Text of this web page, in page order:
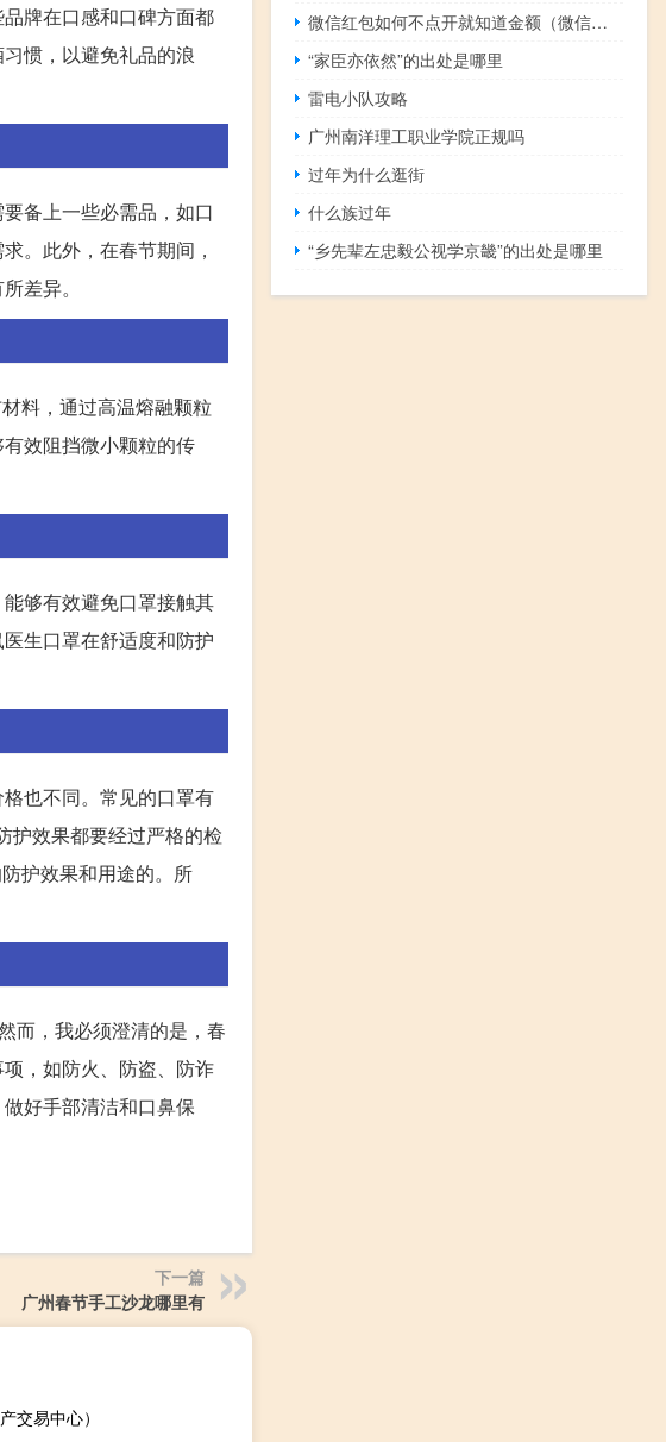
牌在口感和口碑方面都
惯，以避免礼品的浪
备上一些必需品，如口
。此外，在春节期间，
差异。
料，通过高温熔融颗粒
效阻挡微小颗粒的传
够有效避免口罩接触其
生口罩在舒适度和防护
也不同。常见的口罩有
护效果都要经过严格的检
护效果和用途的。所
而，我必须澄清的是，春
，如防火、防盗、防诈
好手部清洁和口鼻保
下一篇
广州春节手工沙龙哪里有
交易中心）
微信红包如何不点开就知道金额（微信红包不点开怎么知道金额）
“家臣亦依然”的出处是哪里
雷电小队攻略
广州南洋理工职业学院正规吗
过年为什么逛街
什么族过年
“乡先辈左忠毅公视学京畿”的出处是哪里